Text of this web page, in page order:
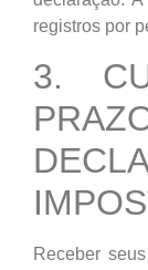
registros por
3.
Receber